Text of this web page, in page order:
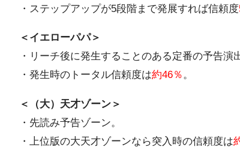
・ステップアップが5段階まで発展すれば信頼度
＜イエローパパ＞
・リーチ後に発生することのある定番の予告演
・発生時のトータル信頼度は約46％。
＜（大）天才ゾーン＞
・先読み予告ゾーン。
・上位版の大天才ゾーンなら突入時の信頼度は